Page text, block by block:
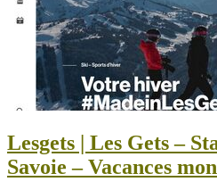
Lesgets | Les Gets –
Savoie – Vacances